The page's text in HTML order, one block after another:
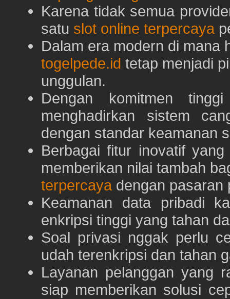
Karena tidak semua
satu slot online terpercaya
Dalam era modern di mana
togelpede.id tetap menjadi
unggulan.
Dengan komitmen
menghadirkan sistem
dengan standar keamanan
Berbagai fitur inovatif
memberikan nilai tambah
terpercaya dengan pasaran
Keamanan data pribadi
enkripsi tinggi yang tahan
Soal privasi nggak perlu
udah terenkripsi dan tahan
Layanan pelanggan yang
siap memberikan solusi